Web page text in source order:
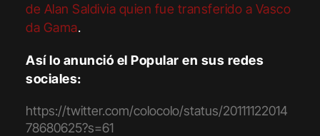
de Alan Saldivia quien fue transferido a Vasco
da Gama.
Así lo anunció el Popular en sus redes
sociales:
https://twitter.com/colocolo/status/20111122014
78680625?s=61